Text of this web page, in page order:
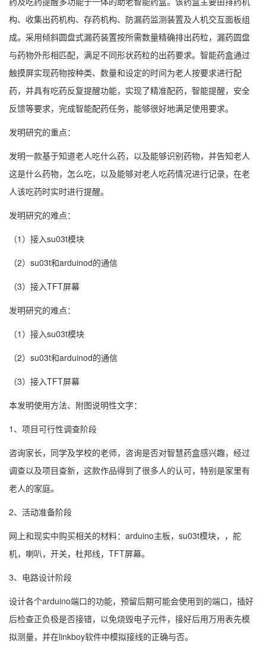
构、收集出药机构、存药机构、防漏药监测装置及人机交互面板组
成。采用倾斜圆盘式漏药装置按所需数量精确排出药粒，漏药圆盘
与药物外形相匹配，满足不同形状药粒的出药要求。智能药盒通过
触摸屏实现药物按种类、数量和设定的时间为老人按要求进行配
药，并具有吃药反复提醒功能，实现了精准配药，智能提醒，安全
反馈等要求，完成智能配药任务，能够很好地满足使用要求。
发明研究的重点：
发明一款基于知道老人吃什么药，以及能够识别药物，并告知老人
这是什么药物，怎么吃，以及能够对老人吃药情况进行记录，在老
人该吃药时实时进行提醒。
发明研究的难点：
（1）接入su03t模块
（2）su03t和arduinod的通信
（3）接入TFT屏幕
发明研究的难点：
（1）接入su03t模块
（2）su03t和arduinod的通信
（3）接入TFT屏幕
本发明使用方法、附图说明性文字：
1、项目可行性调查阶段
咨询家长，同学及学校的老师，咨询是否对智慧药盒感兴趣，经过
调查以及项目查新，这款作品得到了很多人的认可，特别是家里有
老人的家庭。
2、活动准备阶段
网上和现实中购买相关的材料：arduino主板，su03t模块，，舵
机，喇叭，开关，杜邦线，TFT屏幕。
3、电路设计阶段
设计各个arduino端口的功能，预留后期可能会使用到的端口，插好
后检查正负极是否接错，以免烧毁电子元件，接好后用万用表先模
拟测量，并在linkboy软件中模拟接线的正确与否。